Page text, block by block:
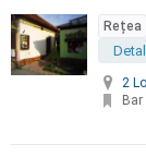
Rețea
2
Bar